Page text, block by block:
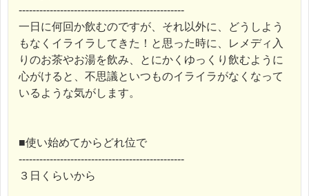
------------------------------------------------
一日に何回か飲むのですが、それ以外に、どうしよう
もなくイライラしてきた！と思った時に、レメディ入
りのお茶やお湯を飲み、とにかくゆっくり飲むように
心がけると、不思議といつものイライラがなくなって
いるような気がします。
■使い始めてからどれ位で
------------------------------------------------
３日くらいから